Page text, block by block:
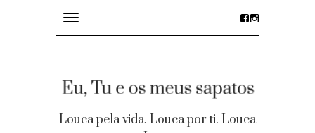
Toggle
navigation
Louca pela vida. Louca por ti. Louca